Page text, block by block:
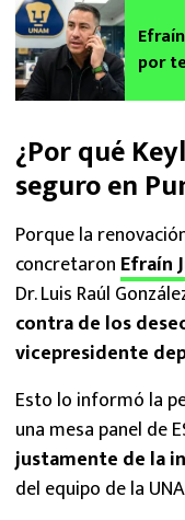
por
¿Por qué
seguro en
Porque la
concretaron Efraín
Dr. Luis Raúl
contra de los
vicepresidente
Esto lo informó la
una mesa panel de
justamente de la
del equipo de la